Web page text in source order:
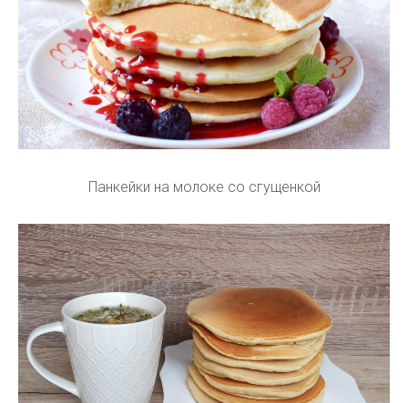
Панкейки на молоке со сгущенкой